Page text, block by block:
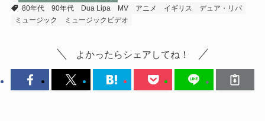
80年代
90年代 Dua Lipa MV アニメ イギリス
デュア・リパ
ミュージック
ミュージックビデオ
よかったらシェアしてね！